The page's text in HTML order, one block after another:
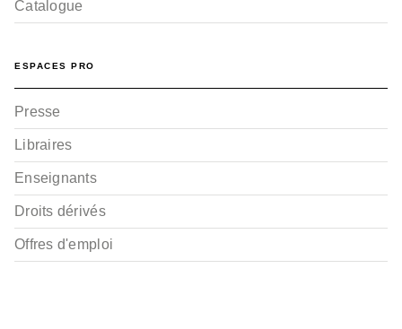
Catalogue
ESPACES PRO
Presse
Libraires
Enseignants
Droits dérivés
Offres d'emploi